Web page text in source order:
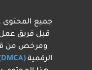
جميع المحتوى
قبل فريق
ومرخص من
الرقمية(DMCA)